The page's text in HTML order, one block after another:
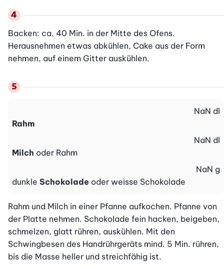
Backen: ca. 40 Min. in der Mitte des Ofens.
Herausnehmen etwas abkühlen, Cake aus der Form
nehmen, auf einem Gitter auskühlen.
Rahm
NaN dl
Milch oder Rahm
NaN dl
dunkle Schokolade oder weisse Schokolade
NaN g
Rahm und Milch in einer Pfanne aufkochen. Pfanne von
der Platte nehmen. Schokolade fein hacken, beigeben,
schmelzen, glatt rühren, auskühlen. Mit den
Schwingbesen des Handrührgeräts mind. 5 Min. rühren,
bis die Masse heller und streichfähig ist.